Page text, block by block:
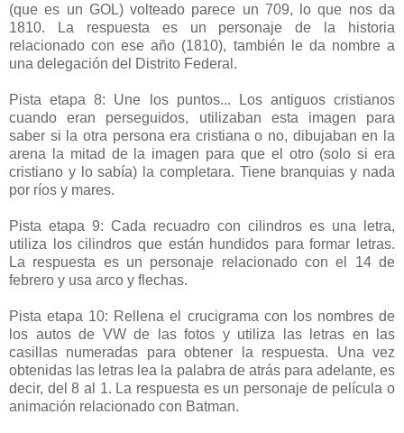
(que es un GOL) volteado parece un 709, lo que nos da
1810. La respuesta es un personaje de la historia
relacionado con ese año (1810), también le da nombre a
una delegación del Distrito Federal.
Pista etapa 8: Une los puntos... Los antiguos cristianos
cuando eran perseguidos, utilizaban esta imagen para
saber si la otra persona era cristiana o no, dibujaban en la
arena la mitad de la imagen para que el otro (solo si era
cristiano y lo sabía) la completara. Tiene branquias y nada
por ríos y mares.
Pista etapa 9: Cada recuadro con cilindros es una letra,
utiliza los cilindros que están hundidos para formar letras.
La respuesta es un personaje relacionado con el 14 de
febrero y usa arco y flechas.
Pista etapa 10: Rellena el crucigrama con los nombres de
los autos de VW de las fotos y utiliza las letras en las
casillas numeradas para obtener la respuesta. Una vez
obtenidas las letras lea la palabra de atrás para adelante, es
decir, del 8 al 1. La respuesta es un personaje de película o
animación relacionado con Batman.